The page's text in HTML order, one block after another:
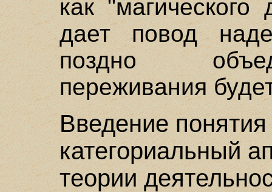
как
дает повод
поздно
переживания
Введение
категориальный
теории